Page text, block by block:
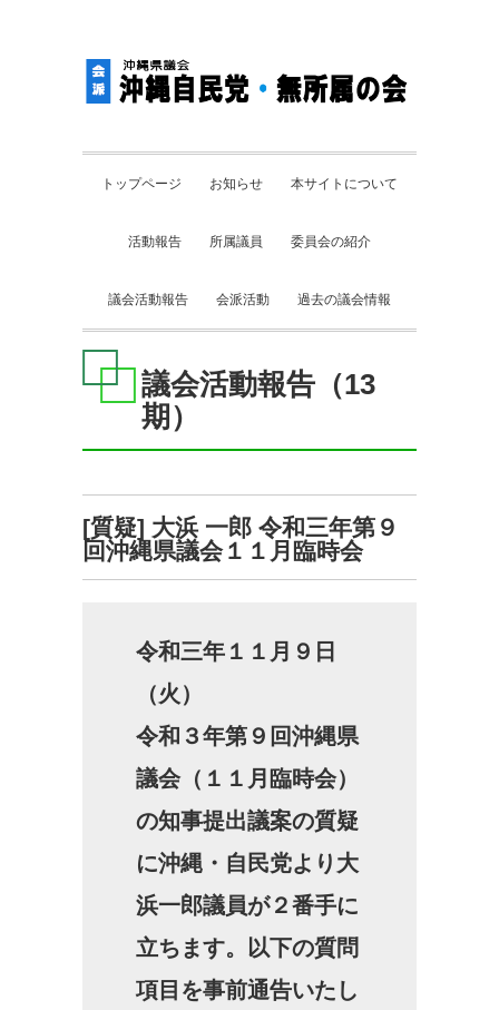
トップページ お知らせ 本サイトについて
活動報告 所属議員 委員会の紹介
議会活動報告 会派活動 過去の議会情報
議会活動報告（13
期）
[質疑] 大浜 一郎 令和三年第９
回沖縄県議会１１月臨時会
令和三年１１月９日
（火）
令和３年第９回沖縄県
議会（１１月臨時会）
の知事提出議案の質疑
に沖縄・自民党より大
浜一郎議員が２番手に
立ちます。以下の質問
項目を事前通告いたし